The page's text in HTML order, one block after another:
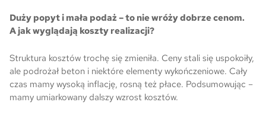
Duży popyt i mała podaż – to nie wróży dobrze cenom.
A jak wyglądają koszty realizacji?
Struktura kosztów trochę się zmieniła. Ceny stali się uspokoiły,
ale podrożał beton i niektóre elementy wykończeniowe. Cały
czas mamy wysoką inflację, rosną też płace. Podsumowując –
mamy umiarkowany dalszy wzrost kosztów.